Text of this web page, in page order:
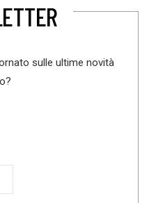
sulle ultime novità